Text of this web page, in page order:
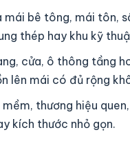
bê tông, mái tôn,
thép hay khu kỹ
cửa, ô thông tầng
lên mái có đủ rộng
thương hiệu
kích thước nhỏ gọn.